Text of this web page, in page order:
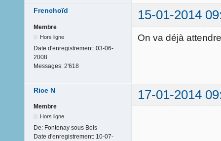
Frenchoïd 15-01-2014
Membre
Hors ligne
Date d'enregistrement: 03-06-
2008
Messages: 2'618
On va déjà
Rice N 17-01-2014
Membre
Hors ligne
De: Fontenay sous Bois
Date d'enregistrement: 10-07-